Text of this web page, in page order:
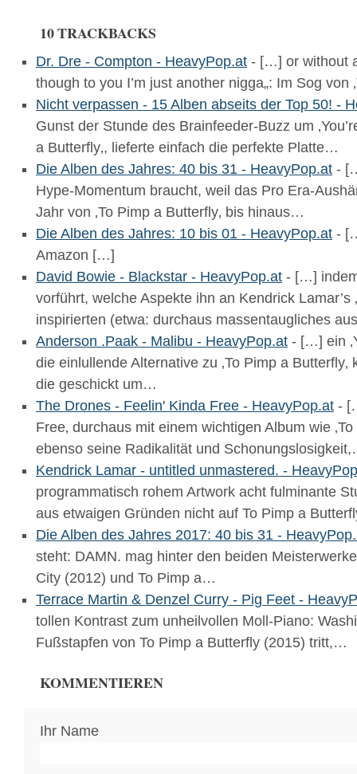
10 TRACKBACKS
Dr. Dre - Compton - HeavyPop.at - […] or without
though to you I’m just another nigga„: Im Sog von
Nicht verpassen - 15 Alben abseits der Top 50! -
Gunst der Stunde des Brainfeeder-Buzz um
a Butterfly‚, lieferte einfach die perfekte Platte…
Die Alben des Jahres: 40 bis 31 - HeavyPop.at -
Hype-Momentum braucht, weil das Pro Era-
Jahr von ‚To Pimp a Butterfly‚ bis hinaus…
Die Alben des Jahres: 10 bis 01 - HeavyPop.at -
Amazon […]
David Bowie - Blackstar - HeavyPop.at - […]
vorführt, welche Aspekte ihn an Kendrick Lamar’s
inspirierten (etwa: durchaus massentaugliches
Anderson .Paak - Malibu - HeavyPop.at - […] ein
die einlullende Alternative zu ‚To Pimp a Butterfly‚
die geschickt um…
The Drones - Feelin' Kinda Free - HeavyPop.at -
Free‚ durchaus mit einem wichtigen Album wie
ebenso seine Radikalität und
Kendrick Lamar - untitled unmastered. -
programmatisch rohem Artwork acht fulminante
aus etwaigen Gründen nicht auf To Pimp a
Die Alben des Jahres 2017: 40 bis 31 -
steht: DAMN. mag hinter den beiden
City (2012) und To Pimp a…
Terrace Martin & Denzel Curry - Pig Feet⁣ -
tollen Kontrast zum unheilvollen Moll-Piano:
Fußstapfen von To Pimp a Butterfly (2015) tritt,…
KOMMENTIEREN
Ihr Name